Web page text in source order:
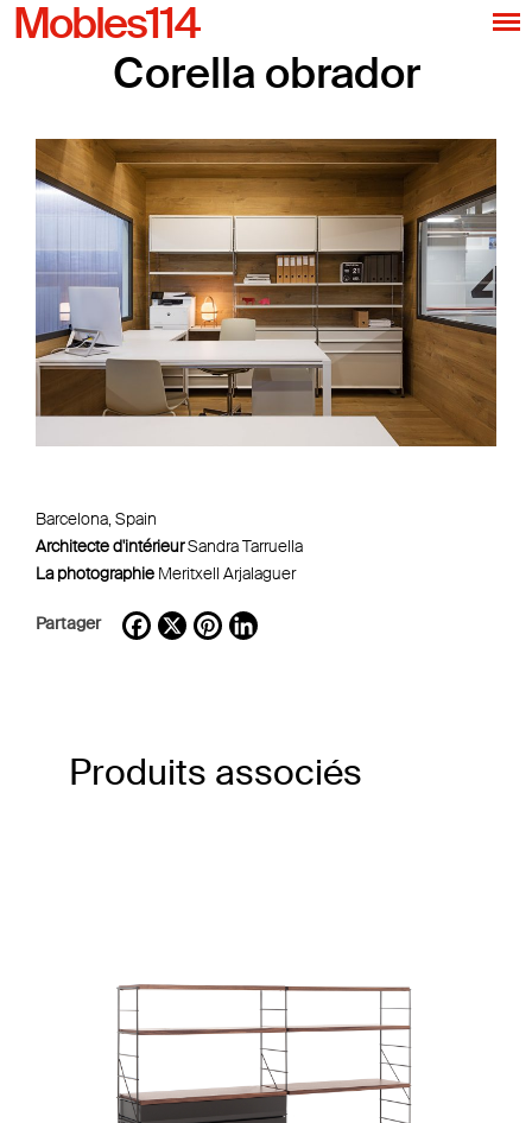
Mobles114
Corella obrador
Barcelona, Spain
Architecte d'intérieurSandra Tarruella
La photographie Meritxell Arjalaguer
Partager Facebook
X Pinterest
Produits associés